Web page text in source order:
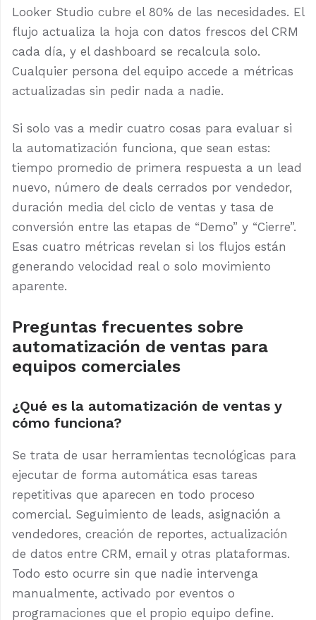
Looker Studio cubre el 80% de las necesidades. El
flujo actualiza la hoja con datos frescos del CRM
cada día, y el dashboard se recalcula solo.
Cualquier persona del equipo accede a métricas
actualizadas sin pedir nada a nadie.
Si solo vas a medir cuatro cosas para evaluar si
la automatización funciona, que sean estas:
tiempo promedio de primera respuesta a un lead
nuevo, número de deals cerrados por vendedor,
duración media del ciclo de ventas y tasa de
conversión entre las etapas de “Demo” y “Cierre”.
Esas cuatro métricas revelan si los flujos están
generando velocidad real o solo movimiento
aparente.
Preguntas frecuentes sobre
automatización de ventas para
equipos comerciales
¿Qué es la automatización de ventas y
cómo funciona?
Se trata de usar herramientas tecnológicas para
ejecutar de forma automática esas tareas
repetitivas que aparecen en todo proceso
comercial. Seguimiento de leads, asignación a
vendedores, creación de reportes, actualización
de datos entre CRM, email y otras plataformas.
Todo esto ocurre sin que nadie intervenga
manualmente, activado por eventos o
programaciones que el propio equipo define.